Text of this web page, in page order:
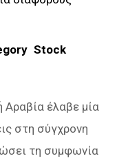
Stock
έλαβε μία
στη σύγχρονη
τη συμφωνία